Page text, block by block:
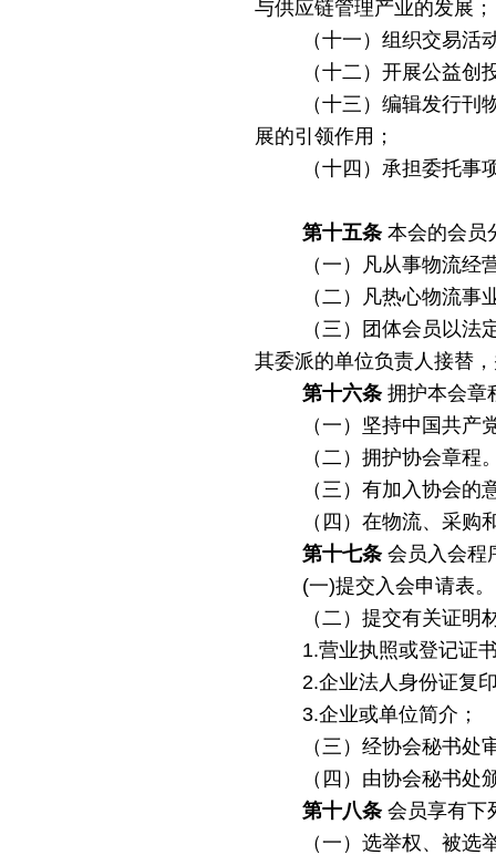
与供应链管理产业的发展；
（十一）组织交易
（十二）开展公益
（十三）编辑发行
展的引领作用；
（十四）承担委托
第十五条 本会的会员
（一）凡从事物流
（二）凡热心物流
（三）团体会员以
其委派的单位负责人接替
第十六条 拥护本会章
（一）坚持中国共
（二）拥护协会章程
（三）有加入协会的
（四）在物流、采
第十七条 会员入会程
(一)提交入会申请表。
（二）提交有关证明
1.营业执照或登记证
2.企业法人身份证复
3.企业或单位简介；
（三）经协会秘书
（四）由协会秘书处
第十八条 会员享有下
（一）选举权、被选